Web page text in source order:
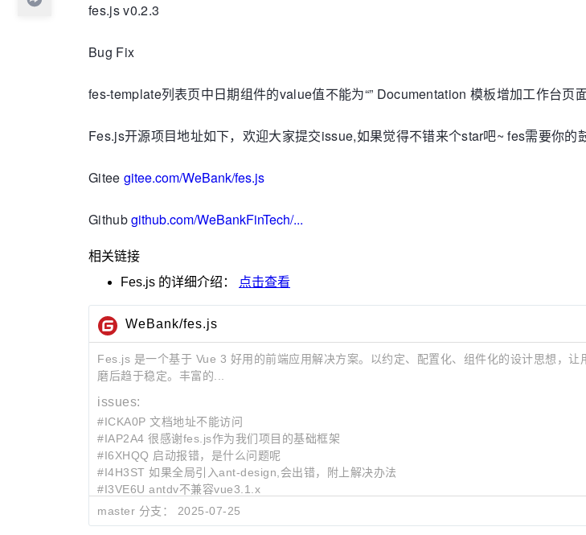
fes.js v0.2.3
Bug Fix
fes-template列表页中日期组件的value值不能为“” Documentation 模板增加工作台页
Fes.js开源项目地址如下，欢迎大家提交issue,如果觉得不错来个star吧~ fes需要你的
Gitee gitee.com/WeBank/fes.js
Githubgithub.com/WeBankFinTech/...
相关链接
Fes.js 的详细介绍： 点击查看
WeBank/fes.js
Fes.js 是一个基于 Vue 3 好用的前端应用解决方案。以约定、配置化、组件化的设计思想，
磨后趋于稳定。丰富的...
issues:
#ICKA0P 文档地址不能访问
#IAP2A4 很感谢fes.js作为我们项目的基础框架
#I6XHQQ 启动报错，是什么问题呢
#I4H3ST 如果全局引入ant-design,会出错，附上解决办法
#I3VE6U antdv不兼容vue3.1.x
最近提交:
master 分支： 2025-07-25